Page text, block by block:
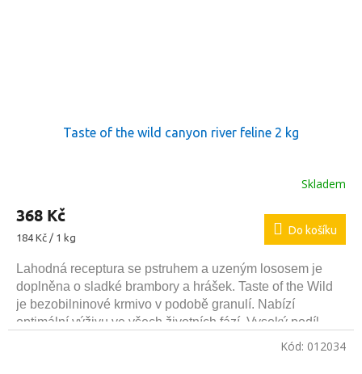
Taste of the wild canyon river feline 2 kg
Skladem
368 Kč
Měrná
184 Kč / 1 kg
Do košíku
Lahodná receptura se pstruhem a uzeným lososem je
doplněna o sladké brambory a hrášek. Taste of the Wild
je bezobilninové krmivo v podobě granulí. Nabízí
optimální výživu ve všech životních fází. Vysoký podíl
Kód: 012034